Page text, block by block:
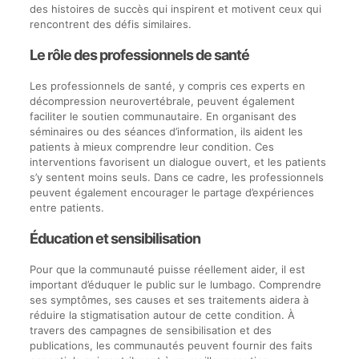
des histoires de succès qui inspirent et motivent ceux qui
rencontrent des défis similaires.
Le rôle des professionnels de santé
Les professionnels de santé, y compris ces experts en
décompression neurovertébrale, peuvent également
faciliter le soutien communautaire. En organisant des
séminaires ou des séances d’information, ils aident les
patients à mieux comprendre leur condition. Ces
interventions favorisent un dialogue ouvert, et les patients
s’y sentent moins seuls. Dans ce cadre, les professionnels
peuvent également encourager le partage d’expériences
entre patients.
Éducation et sensibilisation
Pour que la communauté puisse réellement aider, il est
important d’éduquer le public sur le lumbago. Comprendre
ses symptômes, ses causes et ses traitements aidera à
réduire la stigmatisation autour de cette condition. À
travers des campagnes de sensibilisation et des
publications, les communautés peuvent fournir des faits